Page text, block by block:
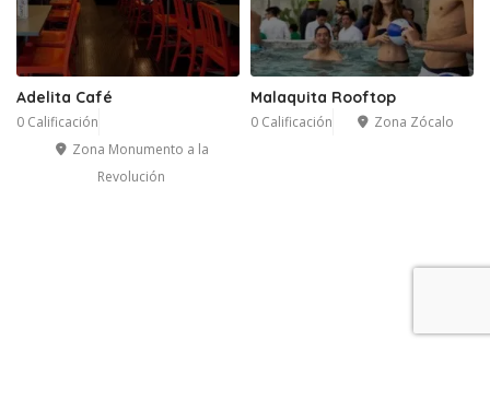
Adelita Café
0 Calificación
Zona Monumento a la
Revolución
Malaquita Rooftop
0 Calificación Zona Zócalo